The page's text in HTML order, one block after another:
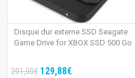
Disque dur externe SSD Seagate
Game Drive for XBOX SSD 500 Go
201,00€ 129,88€